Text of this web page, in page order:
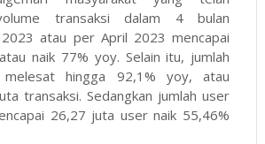
transaksi dalam 4 bulan
atau per April 2023 mencapai
naik 77% yoy. Selain itu, jumlah
hingga 92,1% yoy, atau
transaksi. Sedangkan jumlah user
26,27 juta user naik 55,46%